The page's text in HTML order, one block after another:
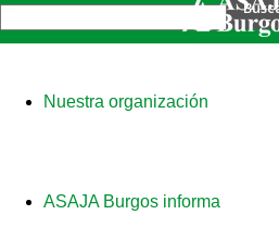
Nuestra organización
ASAJA Burgos informa